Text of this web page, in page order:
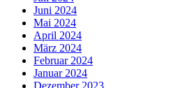
Juni 2024
Mai 2024
April 2024
März 2024
Februar 2024
Januar 2024
Dezember 2023